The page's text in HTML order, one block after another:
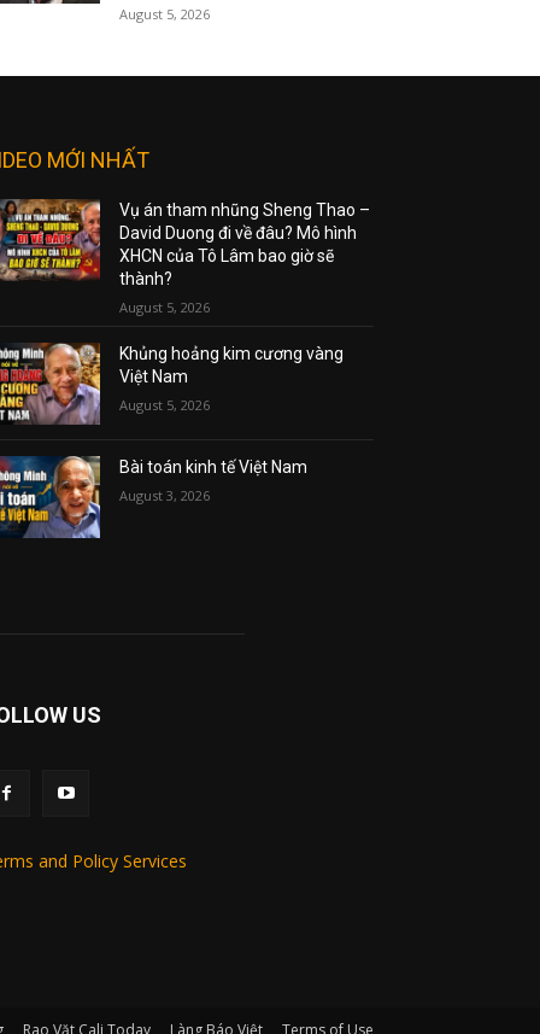
August 5, 2026
MỚI NHẤT
Vụ án tham nhũng Sheng Thao –
David Duong đi về đâu? Mô hình
XHCN của Tô Lâm bao giờ sẽ
thành?
August 5, 2026
Khủng hoảng kim cương vàng
Việt Nam
August 5, 2026
Bài toán kinh tế Việt Nam
August 3, 2026
US
and Policy Services
Rao Vặt Cali Today Làng Báo Việt Terms of Use